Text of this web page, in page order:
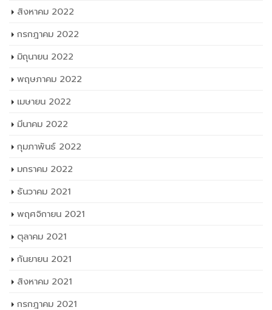
สิงหาคม 2022
กรกฎาคม 2022
มิถุนายน 2022
พฤษภาคม 2022
เมษายน 2022
มีนาคม 2022
กุมภาพันธ์ 2022
มกราคม 2022
ธันวาคม 2021
พฤศจิกายน 2021
ตุลาคม 2021
กันยายน 2021
สิงหาคม 2021
กรกฎาคม 2021